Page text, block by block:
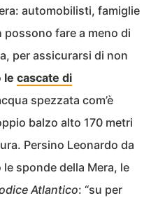
automobilisti, famiglie
fare a meno di
per assicurarsi di non
le cascate di
spezzata com’è
balzo alto 170 metri
Persino Leonardo da
sponde della Mera, le
Atlantico: “su per